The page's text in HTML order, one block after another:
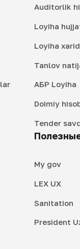
Auditorlik
Loyiha
Loyiha
Tanlov
АБР Loyiha
Doimiy
Tender
My gov
LEX UX
Sanitation
President